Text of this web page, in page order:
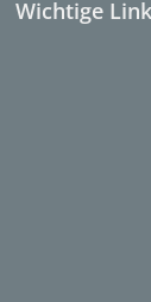
Wichtige